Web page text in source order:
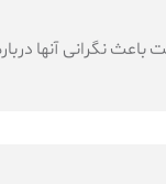
نگرانی آنها درباره